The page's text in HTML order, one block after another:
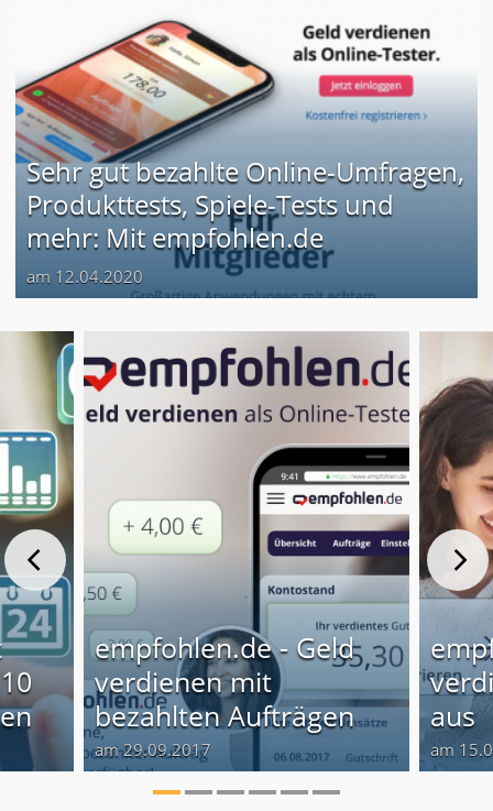
Sehr gut bezahlte Online-Umfragen,
Produkttests, Spiele-Tests und
mehr: Mit empfohlen.de
am 12.04.2020
empfohlen.de - Geld
verdienen mit
bezahlten Aufträgen
am 29.09.2017
aus
am